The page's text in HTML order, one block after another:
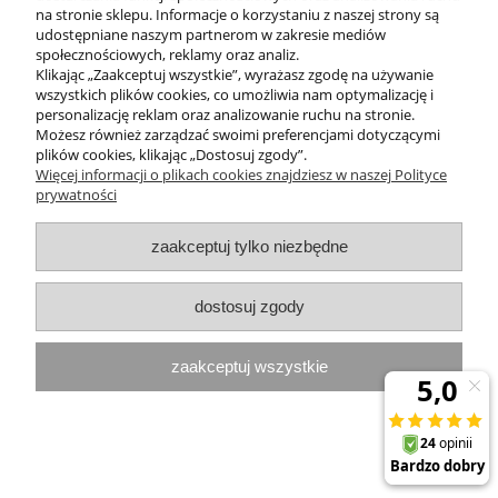
04-07-2024 , Anastazja
To ta pora roku, kiedy pełna warstwa podkładu może wydawać się
duszącą maską na twarzy. Wprowadź do swojej pielęgnacji krem
koloryzujący do twarzy, który nadal może zapewnić pewne
wygładzające krycie, ale ma lżejszą konsystencję, która nie będzie
się lepić ani obciążać skóry!
czytaj całość »
Kosmetyki naturalne i
ekologiczne
Dom i Uroda to niezwykłe miejsce, które skupia osoby ceniące
suplementów oraz zdrowej żywności. Naszym marzeniem jest
popularyzowanie tego, co otrzymujemy od matki natury oraz
uświadomienie większemu gronu klientów, jakie zalety mogą
płynąć z korzystania z naszych w pełni bezpiecznych produktów.
Dzięki swojemu wieloletniemu doświadczeniu w branży doskonale
wiemy, jak ważne jest dbanie o naturalne piękno skóry i włosów, a
na stronie sklepu. Informacje o korzystaniu z naszej strony są
udostępniane naszym partnerom w zakresie mediów
społecznościowych, reklamy oraz analiz.
Klikając „Zaakceptuj wszystkie”, wyrażasz zgodę na używanie
wszystkich plików cookies, co umożliwia nam optymalizację i
personalizację reklam oraz analizowanie ruchu na stronie.
Możesz również zarządzać swoimi preferencjami dotyczącymi
plików cookies, klikając „Dostosuj zgody”.
Więcej informacji o plikach cookies znajdziesz w naszej Polityce
prywatności
zaakceptuj tylko niezbędne
dostosuj zgody
zaakceptuj wszystkie